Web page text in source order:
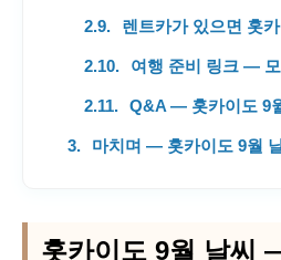
렌트카가 있으면 홋카이도 9
여행 준비 링크 — 모델
Q&A — 홋카이도 9월 여행
마치며 — 홋카이도 9월 날씨가 가장
홋카이도 9월 날씨